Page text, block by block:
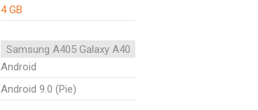
4 GB
Samsung A405 Galaxy A40
Android
Android 9.0 (Pie)